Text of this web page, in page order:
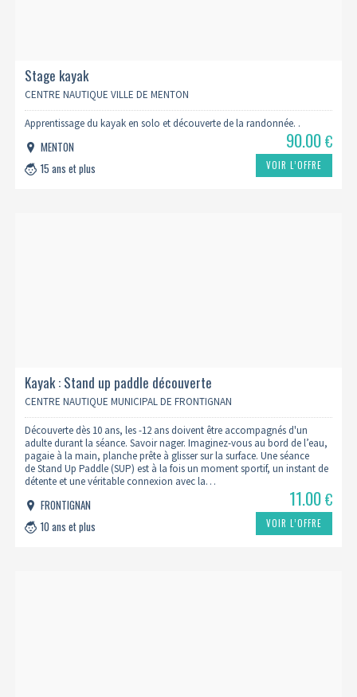
Stage kayak
CENTRE NAUTIQUE VILLE DE MENTON
Apprentissage du kayak en solo et découverte de la randonnée. .
MENTON
15 ans et plus
90.00€
VOIR L’OFFRE
Kayak : Stand up paddle découverte
CENTRE NAUTIQUE MUNICIPAL DE FRONTIGNAN
Découverte dès 10 ans, les -12 ans doivent être accompagnés d'un
adulte durant la séance. Savoir nager. Imaginez-vous au bord de l’eau,
pagaie à la main, planche prête à glisser sur la surface. Une séance
de Stand Up Paddle (SUP) est à la fois un moment sportif, un instant de
détente et une véritable connexion avec la…
FRONTIGNAN
10 ans et plus
11.00€
VOIR L’OFFRE